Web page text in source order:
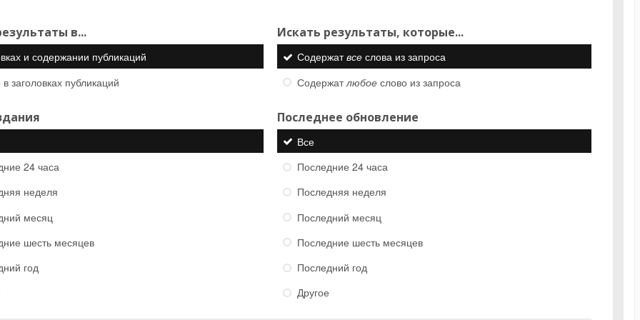
в...
и содержании публикаций
в заголовках публикаций
Искать результаты, которые...
Содержатвсеслова из запроса
Содержатлюбоеслово из запроса
24 часа
неделя
месяц
шесть месяцев
год
Последнее обновление
Все
Последние 24 часа
Последняя неделя
Последний месяц
Последние шесть месяцев
Последний год
Другое